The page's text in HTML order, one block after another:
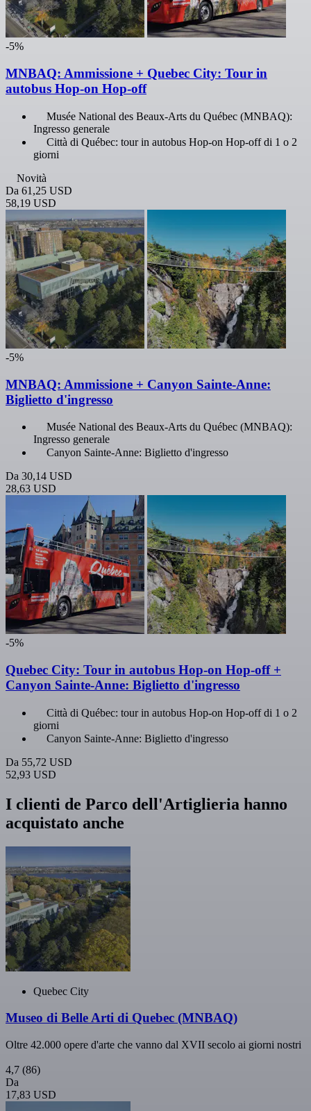
-5%
MNBAQ: Ammissione + Quebec City: Tour in
autobus Hop-on Hop-off
Musée National des Beaux-Arts du Québec (MNBAQ):
Ingresso generale
Città di Québec: tour in autobus Hop-on Hop-off di 1 o 2
giorni
Novità
Da 61,25 USD
58,19 USD
-5%
MNBAQ: Ammissione + Canyon Sainte-Anne:
Biglietto d'ingresso
Musée National des Beaux-Arts du Québec (MNBAQ):
Ingresso generale
Canyon Sainte-Anne: Biglietto d'ingresso
Da 30,14 USD
28,63 USD
-5%
Quebec City: Tour in autobus Hop-on Hop-off +
Canyon Sainte-Anne: Biglietto d'ingresso
Città di Québec: tour in autobus Hop-on Hop-off di 1 o 2
giorni
Canyon Sainte-Anne: Biglietto d'ingresso
Da 55,72 USD
52,93 USD
I clienti de Parco dell'Artiglieria hanno
acquistato anche
Quebec City
Museo di Belle Arti di Quebec (MNBAQ)
Oltre 42.000 opere d'arte che vanno dal XVII secolo ai giorni nostri
4,7 (86)
Da
17,83 USD